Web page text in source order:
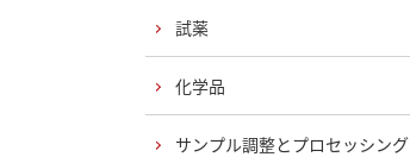
試薬
化学品
サンプル調整とプロセッシング